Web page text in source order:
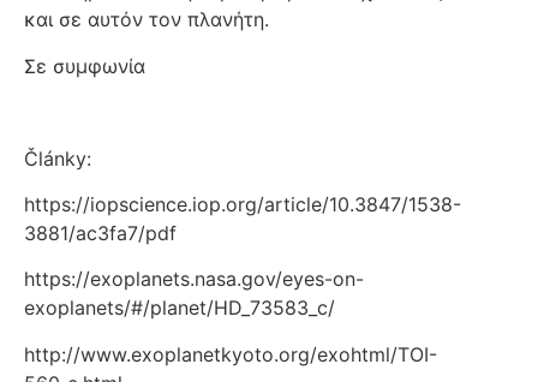
και σε αυτόν τον πλανήτη.
Σε συμφωνία
Články:
https://iopscience.iop.org/article/10.3847/1538-
3881/ac3fa7/pdf
https://exoplanets.nasa.gov/eyes-on-
exoplanets/#/planet/HD_73583_c/
http://www.exoplanetkyoto.org/exohtml/TOI-